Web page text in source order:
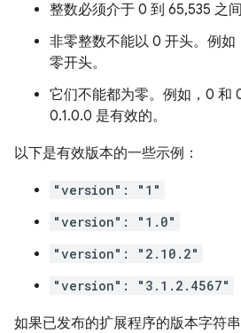
整数必须介于 0 到 65,535 之
非零整数不能以 0 开头。例
零开头。
它们不能都为零。例如，0 和
0.1.0.0 是有效的。
以下是有效版本的一些示例：
"version": "1"
"version": "1.0"
"version": "2.10.2"
"version": "3.1.2.4567"
如果已发布的扩展程序的版本字符